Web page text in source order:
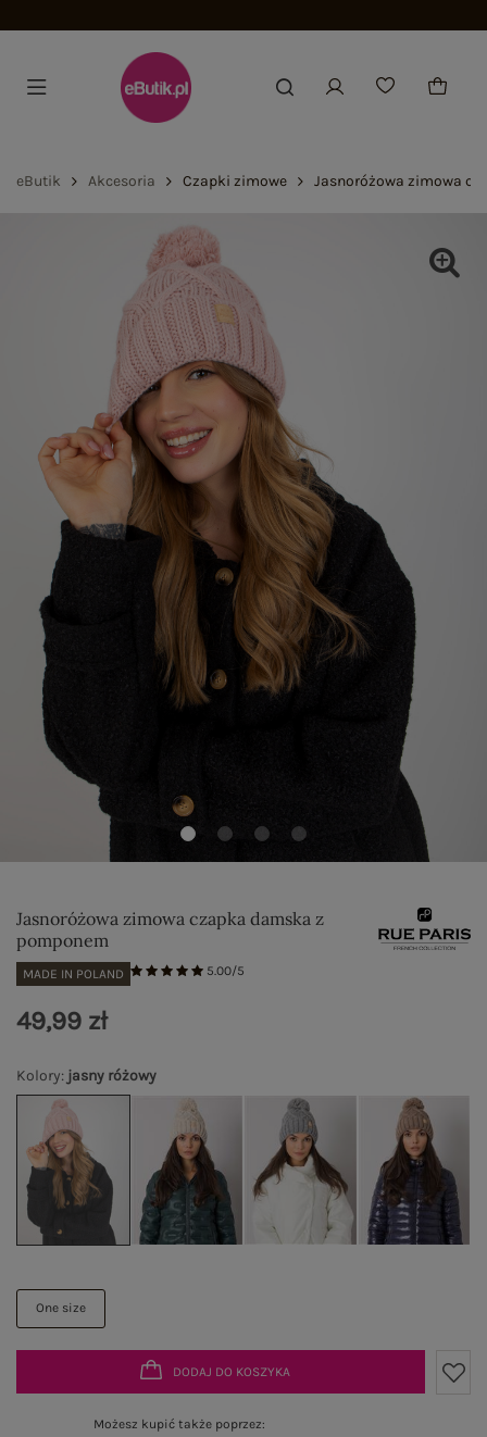
eButik Akcesoria Czapki zimowe Jasnoróżowa zimowa
Jasnoróżowa zimowa czapka damska z
pomponem
MADE IN POLAND 5.00/5
Kolory: jasny różowy
One size
49,99 zł
DODAJ DO KOSZYKA
Możesz kupić także poprzez: